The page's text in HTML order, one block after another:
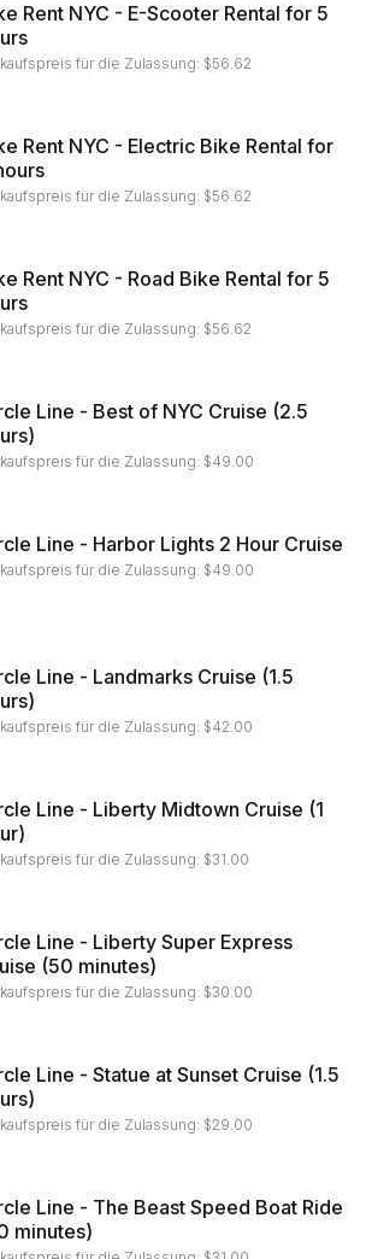
Rent NYC - E-Scooter Rental for 5
für die Zulassung: $56.62
Rent NYC - Electric Bike Rental for
für die Zulassung: $56.62
Rent NYC - Road Bike Rental for 5
für die Zulassung: $56.62
Line - Best of NYC Cruise (2.5
für die Zulassung: $49.00
Line - Harbor Lights 2 Hour Cruise
für die Zulassung: $49.00
Line - Landmarks Cruise (1.5
für die Zulassung: $42.00
Line - Liberty Midtown Cruise (1
für die Zulassung: $31.00
Line - Liberty Super Express
(50 minutes)
für die Zulassung: $30.00
Line - Statue at Sunset Cruise (1.5
für die Zulassung: $29.00
Line - The Beast Speed Boat Ride
minutes)